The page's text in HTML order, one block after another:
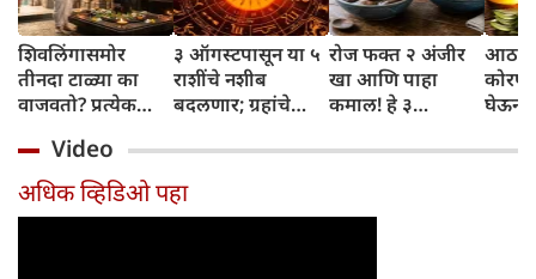
शिवलिंगासमोर
तीनदा टाळ्या का
वाजवतो? प्रत्येक
जाणून घ्या
३ ऑगस्टपासून या ५
राशींचे नशीब
बदलणार; ग्रहांचे
संपतील आणि शुभ
दिवसांची सुरुवात
होईल
रोज फक्त २ अंजीर
खा आणि पाहा
कमाल! हे ३
तुम्हाला ठाऊक
घेऊन
Video
अधिक व्हिडिओ पहा